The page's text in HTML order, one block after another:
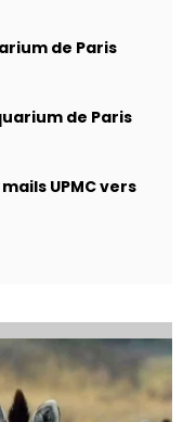
de Paris
de Paris
UPMC vers